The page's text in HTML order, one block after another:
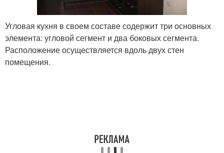
Угловая кухня в своем составе содержит три основных
элемента: угловой сегмент и два боковых сегмента.
Расположение осуществляется вдоль двух стен
помещения.